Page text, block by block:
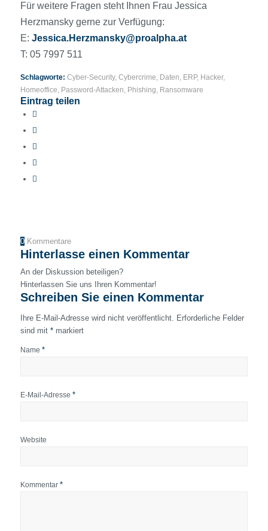
Für weitere Fragen steht Ihnen Frau Jessica
Herzmansky gerne zur Verfügung:
E: Jessica.Herzmansky@proalpha.at
T: 05 7997 511
Schlagworte: Cyber-Security, Cybercrime Daten ERP, Hacker,
Homeoffice
Password-Attacken Phishing Ransomware
Eintrag teilen
0 Kommentare
Hinterlasse einen Kommentar
An der Diskussion beteiligen?
Hinterlassen Sie uns Ihren Kommentar!
Schreiben Sie einen Kommentar
Ihre E-Mail-Adresse wird nicht veröffentlicht.
Erforderliche Felder
sind mit *markiert
Name *
E-Mail-Adresse *
Website
Kommentar *